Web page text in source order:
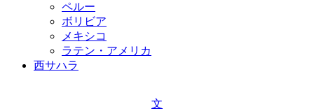
ペルー
ボリビア
メキシコ
ラテン・アメリカ
西サハラ
文